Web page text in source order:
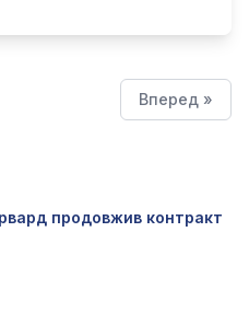
Вперед »
продовжив контракт